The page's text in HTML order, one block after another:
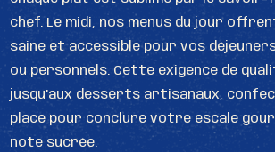
chef. Le midi, nos menus du jour
saine et accessible pour vos
ou personnels. Cette exigence de
jusqu’aux desserts artisanaux,
place pour conclure votre escale
note sucrée.